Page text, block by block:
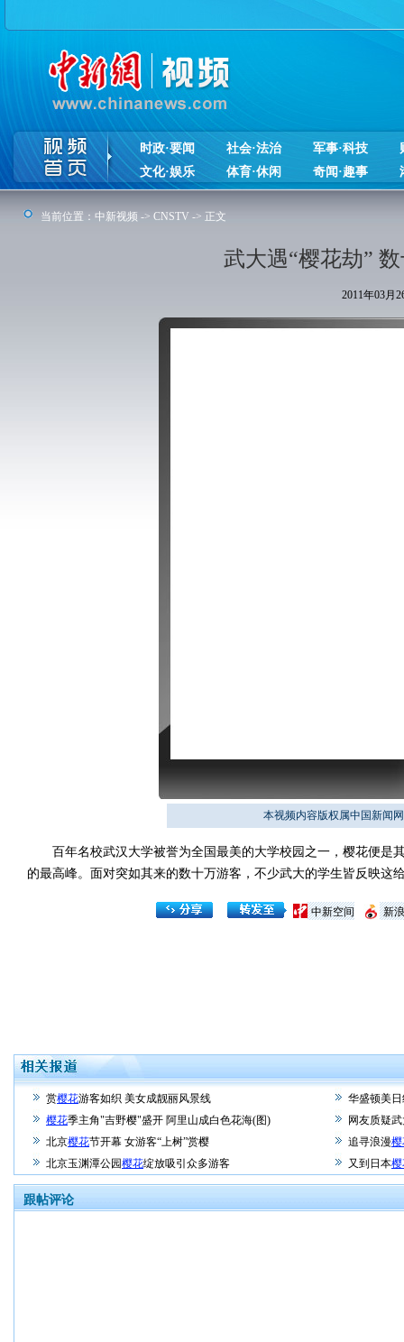
时政·要闻 社会·法治 军事·科技
文化·娱乐
体育·休闲 奇闻·趣事
当前位置： 中新视频 -> CNSTV -> 正文
武大遇“樱花劫”
2011年03月
本视频内容版权属中国新闻
百年名校武汉大学被誉为全国最美的大学校园之一，樱花便是
的最高峰。面对突如其来的数十万游客，不少武大的学生皆反映这
新
中新空间
赏樱花游客如织 美女成靓丽风景线
华盛顿美
樱花季主角"吉野樱"盛开 阿里山成白色花海(图)
网友质疑
北京樱花节开幕 女游客“上树”赏樱 追寻浪漫
北京玉渊潭公园樱花绽放吸引众多游客 又到日本
跟帖评论